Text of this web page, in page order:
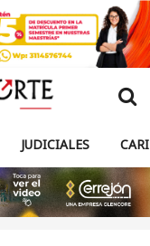
JUDICIALES